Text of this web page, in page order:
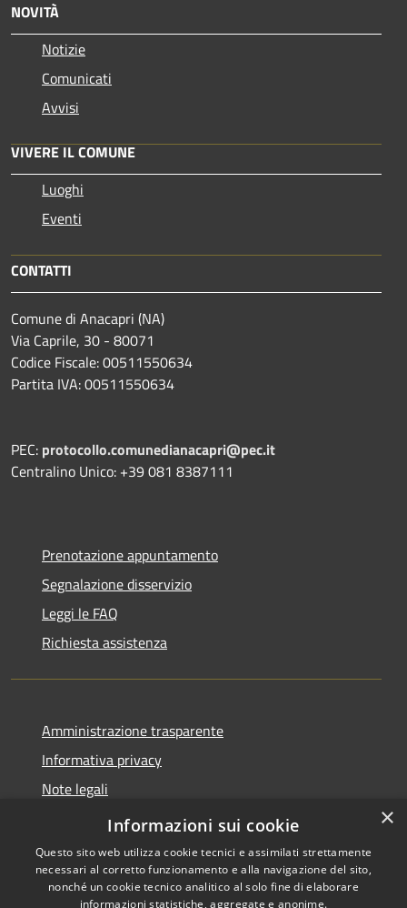
NOVITÀ
Notizie
Comunicati
Avvisi
VIVERE IL COMUNE
Luoghi
Eventi
CONTATTI
Comune di Anacapri (NA)
Via Caprile, 30 - 80071
Codice Fiscale: 00511550634
Partita IVA: 00511550634
PEC: protocollo.comunedianacapri@pec.it
Centralino Unico: +39 081 8387111
Prenotazione appuntamento
Segnalazione disservizio
Leggi le FAQ
Richiesta assistenza
Amministrazione trasparente
Informativa privacy
Note legali
Dichiarazione di accessibilità
×
Informazioni sui cookie
Questo sito web utilizza cookie tecnici e assimilati strettamente
necessari al corretto funzionamento e alla navigazione del sito,
nonché un cookie tecnico analitico al solo fine di elaborare
informazioni statistiche, aggregate e anonime.